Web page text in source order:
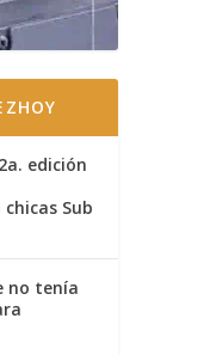
edición
Sub
no tenía